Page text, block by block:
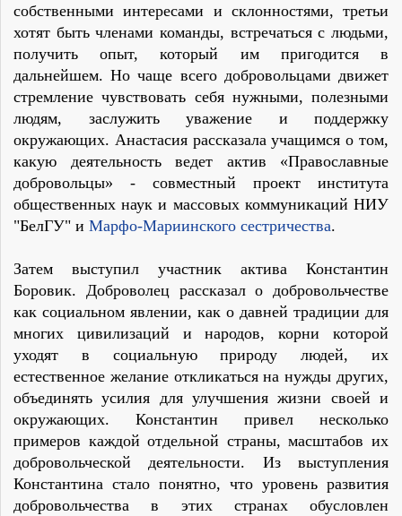
собственными интересами и склонностями, третьи
хотят быть членами команды, встречаться с людьми,
получить опыт, который им пригодится в
дальнейшем. Но чаще всего добровольцами движет
стремление чувствовать себя нужными, полезными
людям, заслужить уважение и поддержку
окружающих. Анастасия рассказала учащимся о том,
какую деятельность ведет актив «Православные
добровольцы» - совместный проект института
общественных наук и массовых коммуникаций НИУ
"БелГУ" и Марфо-Мариинского сестричества.
Затем выступил участник актива Константин
Боровик. Доброволец рассказал о добровольчестве
как социальном явлении, как о давней традиции для
многих цивилизаций и народов, корни которой
уходят в социальную природу людей, их
естественное желание откликаться на нужды других,
объединять усилия для улучшения жизни своей и
окружающих. Константин привел несколько
примеров каждой отдельной страны, масштабов их
добровольческой деятельности. Из выступления
Константина стало понятно, что уровень развития
добровольчества в этих странах обусловлен